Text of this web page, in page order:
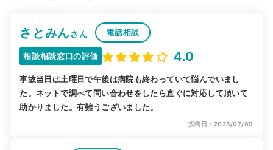
さとみんさん 電話相談
相談相談窓口の評価 4.0
事故当日は土曜日で午後は病院も終わっていて悩んでいまし
た。ネットで調べて問い合わせをしたら直ぐに対応して頂いて
助かりました。有難うございました。
投稿日：2025/07/09